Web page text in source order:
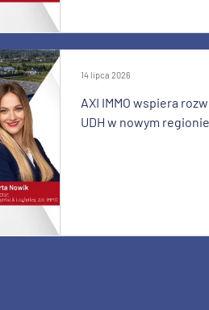
14 lipca 2026
AXI IMMO wspiera
UDH w nowym